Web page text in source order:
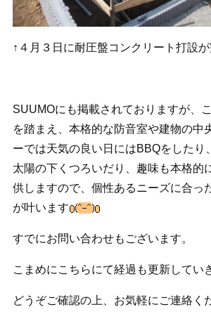
↑４月３日に耐圧盤コンクリート打設が
SUUMOにも掲載されておりますが、
を踏まえ、本格的な防音室や建物の中
ーでは天気の良い日にはBBQをしたり
太陽の下くつろいだり、趣味も本格的
供しますので、個性あるニーズに合っ
が叶います
すでにお問い合わせもございます。
こまめにこちらにて経過も更新してい
どうぞご確認の上、お気軽にご連絡く